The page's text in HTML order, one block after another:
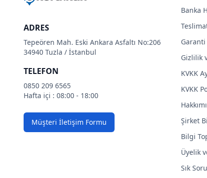
ADRES
Tepeören Mah. Eski Ankara Asfaltı No:206
34940 Tuzla / İstanbul
TELEFON
0850 209 6565
Hafta içi : 08:00 - 18:00
Müşteri İletişim Formu
Banka
Garanti
Gizlilik
KVKK
KVKK
Şirket
Bilgi
Üyelik
Sık